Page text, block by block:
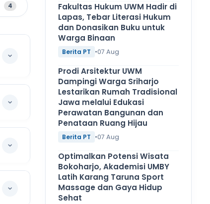
4
Fakultas Hukum UWM Hadir di
Lapas, Tebar Literasi Hukum
dan Donasikan Buku untuk
Warga Binaan
Berita PT •07 Aug
Prodi Arsitektur UWM
Dampingi Warga Sriharjo
Lestarikan Rumah Tradisional
Jawa melalui Edukasi
Perawatan Bangunan dan
Penataan Ruang Hijau
Berita PT •07 Aug
Optimalkan Potensi Wisata
Bokoharjo, Akademisi UMBY
Latih Karang Taruna Sport
Massage dan Gaya Hidup
Sehat